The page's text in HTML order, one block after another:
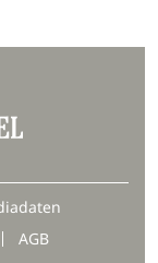
AGB